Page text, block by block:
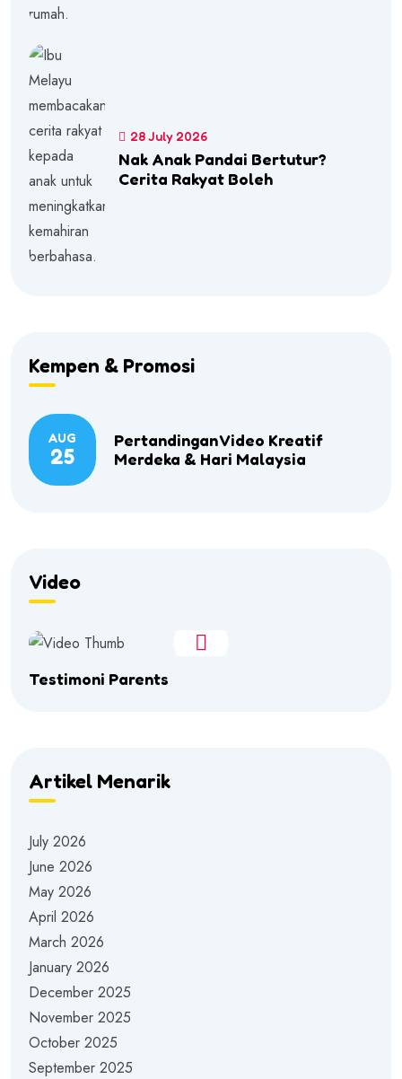
28 July 2026
Nak Anak Pandai Bertutur?
Cerita Rakyat Boleh
Kempen & Promosi
AUG
25
Pertandingan Video Kreatif
Merdeka & Hari Malaysia
Video
Testimoni Parents
Artikel Menarik
July 2026
June 2026
May 2026
April 2026
March 2026
January 2026
December 2025
November 2025
October 2025
September 2025